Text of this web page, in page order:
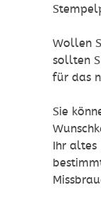
Wollen
sollten
für das
Sie
Ihr altes